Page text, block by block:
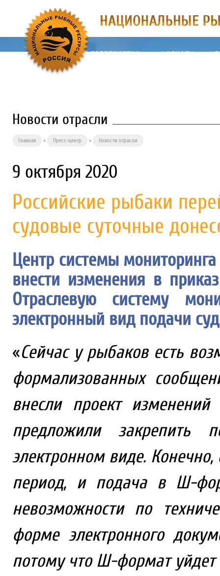
О ПРЕДПРИЯТИИ ФИЛИАЛЫ
Новости отрасли
Главная » Пресс-центр » Новости отрасли
9 октября 2020
Российские рыбаки
судовые суточные
Центр системы
внести изменения в
Отраслевую систему
электронный вид подачи
«Сейчас у рыбаков есть
формализованных
внесли проект
предложили закрепить
электронном виде.
период, и подача в Ш-
невозможности по
форме электронного
потому что Ш-формат уйдет